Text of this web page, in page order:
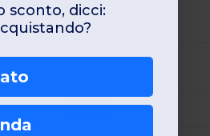
16 g
Unique
sconto, dicci: